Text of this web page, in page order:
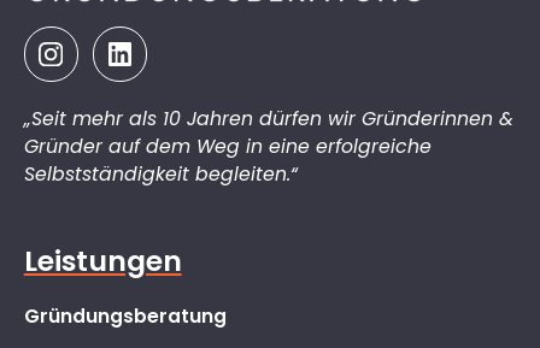
„Seit mehr als 10 Jahren dürfen wir Gründerinnen &
Gründer auf dem Weg in eine erfolgreiche
Selbstständigkeit begleiten.“
Leistungen
Gründungsberatung